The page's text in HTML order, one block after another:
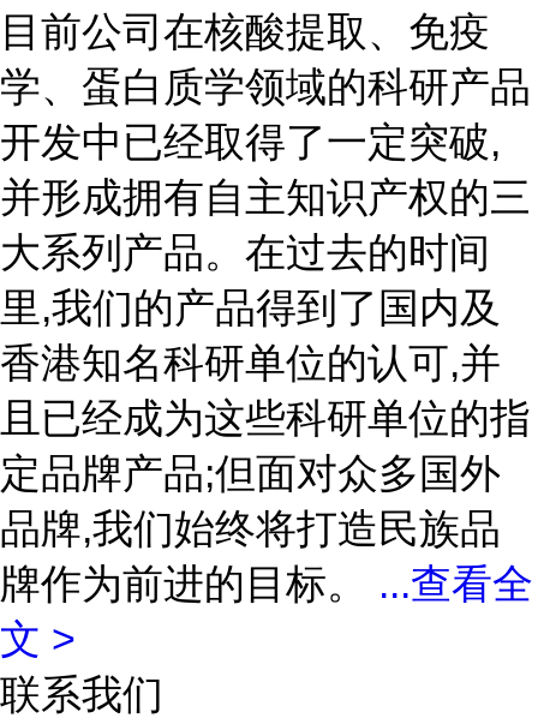
目前公司在核酸提取、免疫
学、蛋白质学领域的科研产品
开发中已经取得了一定突破,
并形成拥有自主知识产权的三
大系列产品。在过去的时间
里,我们的产品得到了国内及
香港知名科研单位的认可,并
且已经成为这些科研单位的指
定品牌产品;但面对众多国外
品牌,我们始终将打造民族品
牌作为前进的目标。 ...查看全
文 >
联系我们